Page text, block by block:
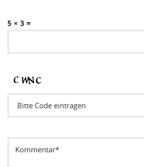
5 × 3 =